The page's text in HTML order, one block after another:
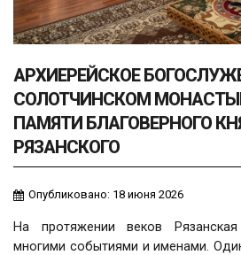
АРХИЕРЕЙСКОЕ
СОЛОТЧИНСКОМ
ПАМЯТИ БЛАГОВЕРНОГО
РЯЗАНСКОГО
Опубликовано: 18 июня 2026
На протяжении веков
многими событиями и именами.